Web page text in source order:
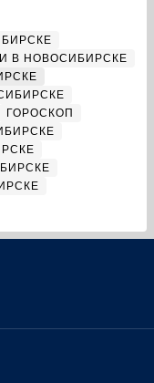
В НОВОСИБИРСКЕ
ГОРОСКОП